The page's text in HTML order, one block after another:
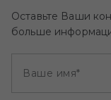
Оставьте Ваши
больше
Ваше имя*